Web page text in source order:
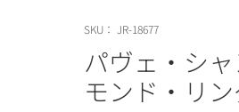
SKU： JR-18677
パヴェ・シ
モンド・リ